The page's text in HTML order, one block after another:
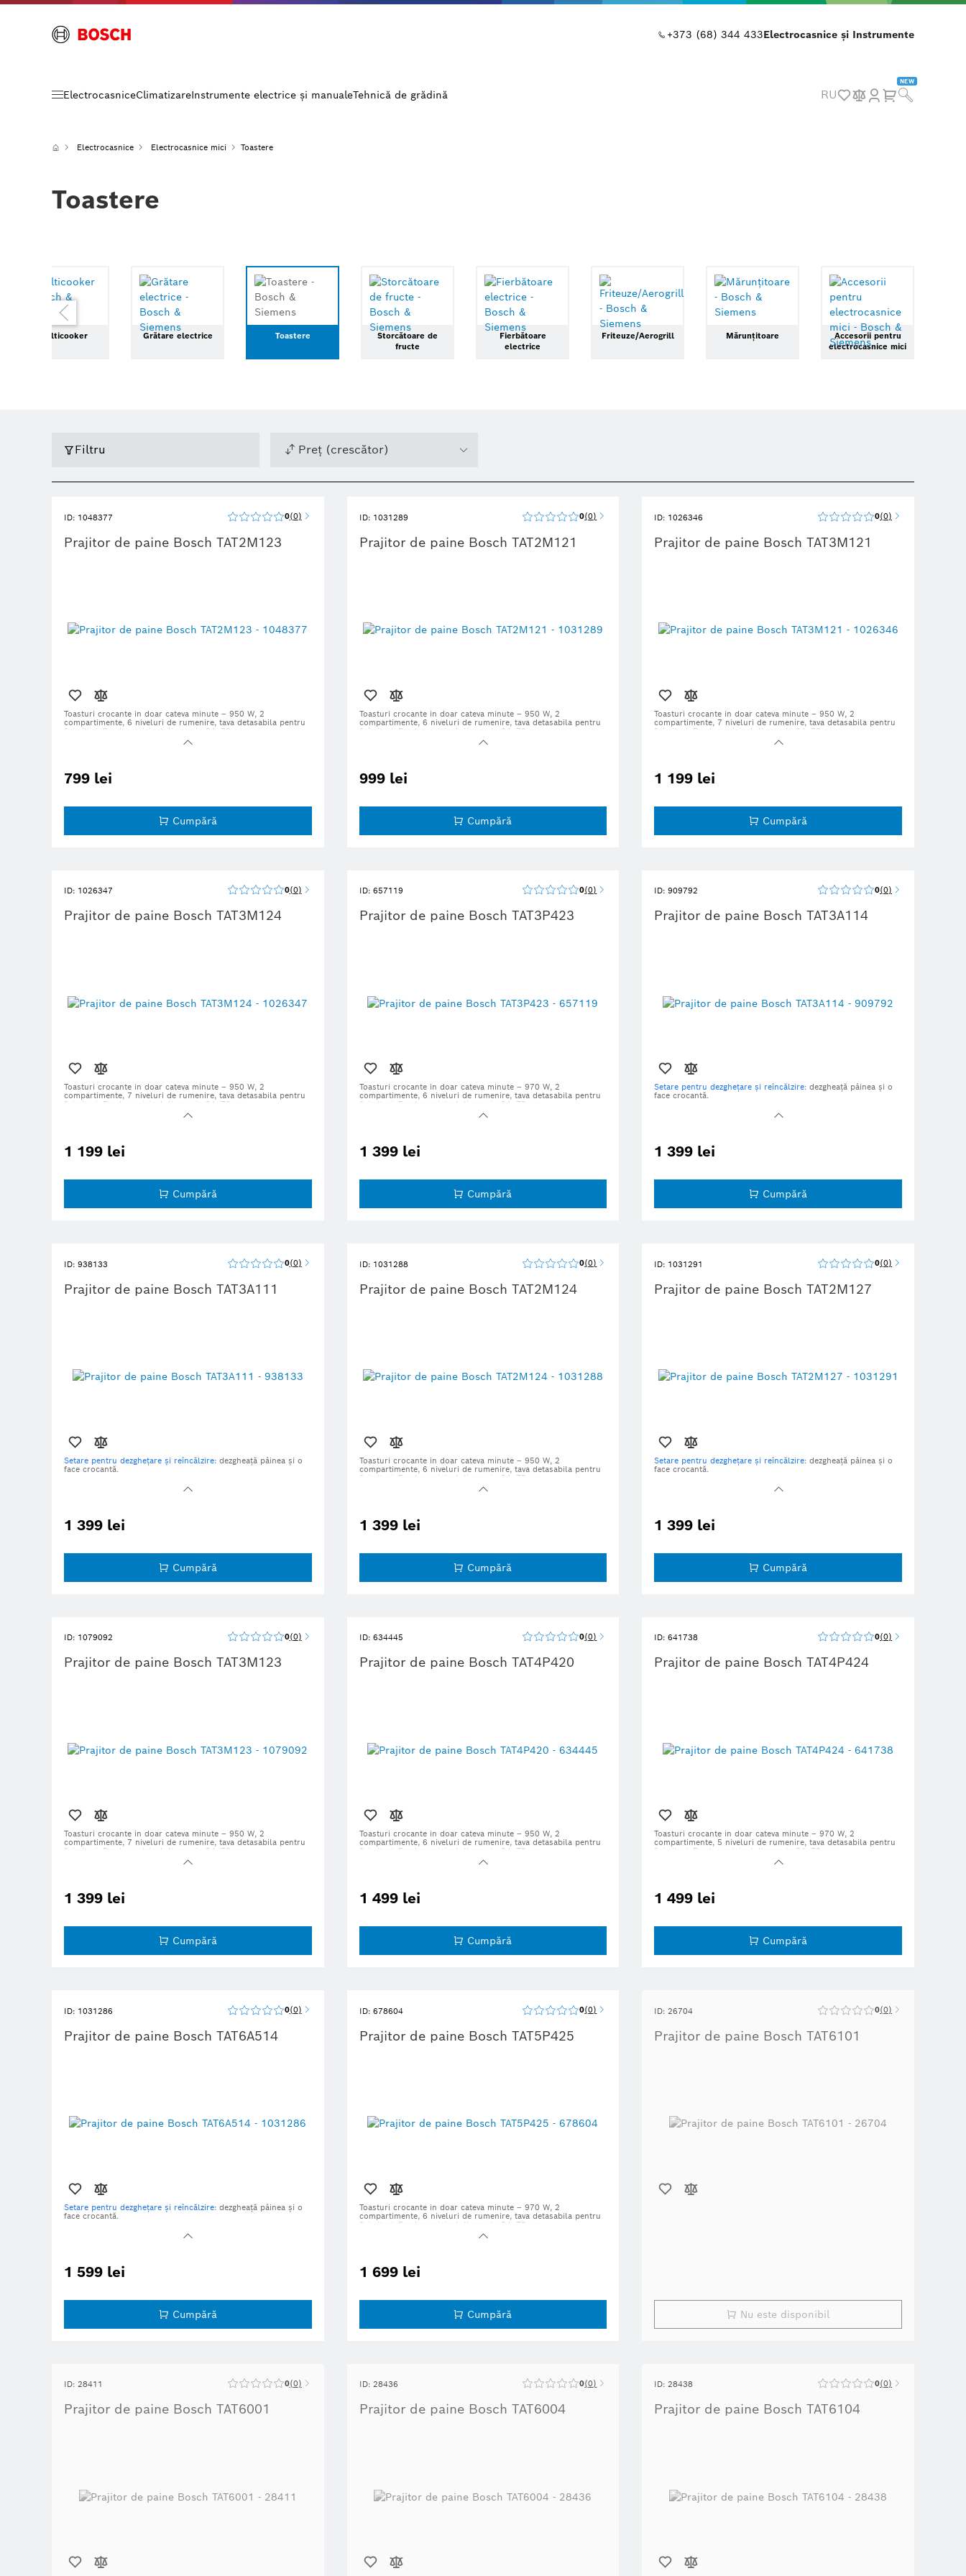
+373 (68) 344 433Electrocasnice și Instrumente
ElectrocasniceClimatizareInstrumente electrice și manualeTehnică de grădină RU
NEW
Electrocasnice Electrocasnice mici Toastere
Toastere
Multicooker Grătare electrice Toastere
Storcătoare de
fructe
Fierbătoare
electrice
Friteuze/Aerogrill Mărunțitoare
Accesorii pentru
electrocasnice mici
Filtru Preț (crescător)
ID: 1048377 0 0
Prajitor de paine Bosch TAT2M123
Toasturi crocante in doar cateva minute – 950 W, 2
compartimente, 6 niveluri de rumenire, tava detasabila pentru
firimituri. Produs original, livrare in 24–72 ore.
799 lei
Cumpără
ID: 1031289 0 0
Prajitor de paine Bosch TAT2M121
Toasturi crocante in doar cateva minute – 950 W, 2
compartimente, 6 niveluri de rumenire, tava detasabila pentru
firimituri.
Produs original, livrare in 24–72 ore.
999 lei
Cumpără
ID: 1026346 0 0
Prajitor de paine Bosch TAT3M121
Toasturi crocante in doar cateva minute – 950 W, 2
compartimente, 7 niveluri de rumenire, tava detasabila pentru
firimituri. Produs original, livrare in 24–72 ore.
1 199 lei
Cumpără
ID: 1026347 0 0
Prajitor de paine Bosch TAT3M124
Toasturi crocante in doar cateva minute – 950 W, 2
compartimente, 7 niveluri de rumenire, tava detasabila pentru
firimituri. Produs original, livrare in 24–72 ore.
1 199 lei
Cumpără
ID: 657119 0 0
Prajitor de paine Bosch TAT3P423
Toasturi crocante in doar cateva minute – 970 W, 2
compartimente, 6 niveluri de rumenire, tava detasabila pentru
firimituri. Produs original, livrare in 24–72 ore.
1 399 lei
Cumpără
ID: 909792 0 0
Prajitor de paine Bosch TAT3A114
Setare pentru dezghețare și reîncălzire:dezgheață pâinea și o
face crocantă.
datorită centrajului automat al feliilor de
datorită ridicării înalte.
1 399 lei
Cumpără
ID: 938133 0 0
Prajitor de paine Bosch TAT3A111
Setare pentru dezghețare și reîncălzire: dezgheață pâinea și o
face crocantă.
datorită centrajului automat al feliilor de
datorită ridicării înalte.
1 399 lei
Cumpără
ID: 1031288 0 0
Prajitor de paine Bosch TAT2M124
Toasturi crocante in doar cateva minute – 950 W, 2
compartimente, 6 niveluri de rumenire, tava detasabila pentru
firimituri.
Produs original, livrare in 24–72 ore.
1 399 lei
Cumpără
ID: 1031291 0 0
Prajitor de paine Bosch TAT2M127
Setare pentru dezghețare și reîncălzire:dezgheață pâinea și o
face crocantă.
datorită centrajului automat al feliilor de
datorită ridicării înalte.
1 399 lei
Cumpără
ID: 1079092 0 0
Prajitor de paine Bosch TAT3M123
Toasturi crocante in doar cateva minute – 950 W, 2
compartimente, 7 niveluri de rumenire, tava detasabila pentru
firimituri. Produs original, livrare in 24–72 ore.
1 399 lei
Cumpără
ID: 634445 0 0
Prajitor de paine Bosch TAT4P420
Toasturi crocante in doar cateva minute – 950 W, 2
compartimente, 6 niveluri de rumenire, tava detasabila pentru
firimituri. Produs original, livrare in 24–72 ore.
1 499 lei
Cumpără
ID: 641738 0 0
Prajitor de paine Bosch TAT4P424
Toasturi crocante in doar cateva minute – 970 W, 2
compartimente, 5 niveluri de rumenire, tava detasabila pentru
firimituri. Produs original, livrare in 24–72 ore.
1 499 lei
Cumpără
ID: 1031286 0 0
Prajitor de paine Bosch TAT6A514
Setare pentru dezghețare și reîncălzire: dezgheață pâinea și o
face crocantă.
datorită centrajului automat al feliilor de
datorită ridicării înalte.
1 599 lei
Cumpără
ID: 678604 0 0
Prajitor de paine Bosch TAT5P425
Toasturi crocante in doar cateva minute – 970 W, 2
compartimente, 6 niveluri de rumenire, tava detasabila pentru
firimituri. Produs original, livrare in 24–72 ore.
1 699 lei
Cumpără
ID: 26704 0 0
Prajitor de paine Bosch TAT6101
Nu este disponibil
ID: 28411 0 0
Prajitor de paine Bosch TAT6001
ID: 28436 0 0
Prajitor de paine Bosch TAT6004
ID: 28438 0 0
Prajitor de paine Bosch TAT6104